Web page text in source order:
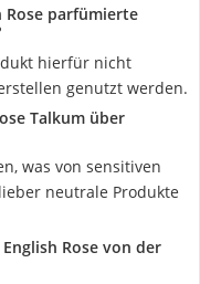
Rose parfümierte
hierfür nicht
genutzt werden.
Talkum über
was von sensitiven
neutrale Produkte
Rose von der